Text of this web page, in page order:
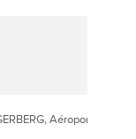
Aéroport